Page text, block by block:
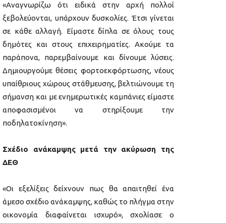
«Αναγνωρίζω ότι ειδικά στην αρχή πολλοί
ξεβολεύονται, υπάρχουν δυσκολίες. Έτσι γίνεται
σε κάθε αλλαγή. Είμαστε δίπλα σε όλους τους
δημότες και στους επιχειρηματίες. Ακούμε τα
παράπονα, παρεμβαίνουμε και δίνουμε λύσεις.
Δημιουργούμε θέσεις φορτοεκφόρτωσης, νέους
υπαίθριους χώρους στάθμευσης, βελτιώνουμε τη
σήμανση και με ενημερωτικές καμπάνιες είμαστε
αποφασισμένοι να στηρίξουμε την
ποδηλατοκίνηση».
Σχέδιο ανάκαμψης μετά την ακύρωση της
ΔΕΘ
«Οι εξελίξεις δείχνουν πως θα απαιτηθεί ένα
άμεσο σχέδιο ανάκαμψης, καθώς το πλήγμα στην
οικονομία διαφαίνεται ισχυρό», σχολίασε ο